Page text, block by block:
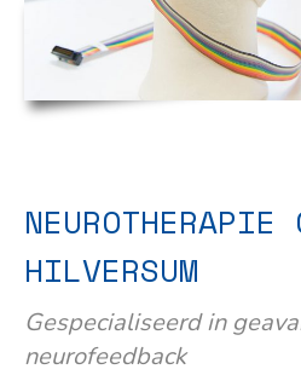
NEUROTHERAPIE
HILVERSUM
Gespecialiseerd in
neurofeedback